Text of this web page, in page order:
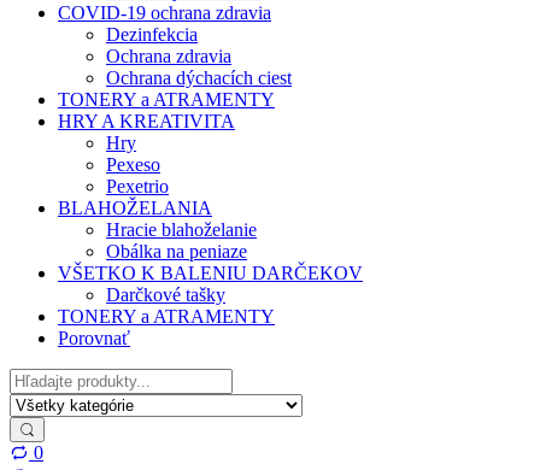
COVID-19 ochrana zdravia
Dezinfekcia
Ochrana zdravia
Ochrana dýchacích ciest
TONERY a ATRAMENTY
HRY A KREATIVITA
Hry
Pexeso
Pexetrio
BLAHOŽELANIA
Hracie blahoželanie
Obálka na peniaze
VŠETKO K BALENIU DARČEKOV
Darčkové tašky
TONERY a ATRAMENTY
Porovnať
Hľadať
0